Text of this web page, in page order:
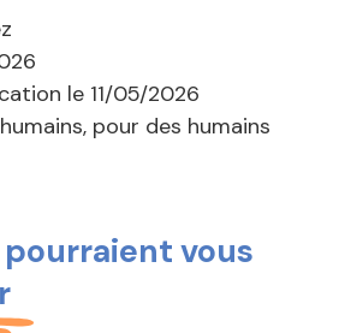
le 11/05/2026
pour des humains
vous